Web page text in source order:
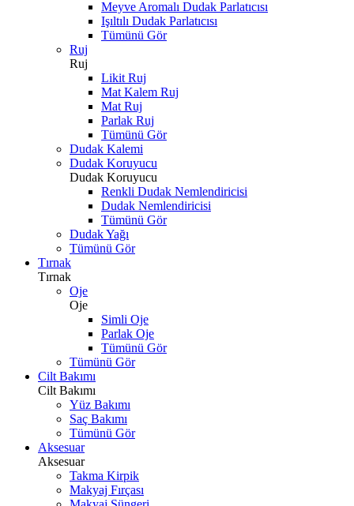
Meyve Aromalı Dudak Parlatıcısı
Işıltılı Dudak Parlatıcısı
Tümünü Gör
Ruj
Ruj
Likit Ruj
Mat Kalem Ruj
Mat Ruj
Parlak Ruj
Tümünü Gör
Dudak Kalemi
Dudak Koruyucu
Dudak Koruyucu
Renkli Dudak Nemlendiricisi
Dudak Nemlendiricisi
Tümünü Gör
Dudak Yağı
Tümünü Gör
Tırnak
Tırnak
Oje
Oje
Simli Oje
Parlak Oje
Tümünü Gör
Tümünü Gör
Cilt Bakımı
Cilt Bakımı
Yüz Bakımı
Saç Bakımı
Tümünü Gör
Aksesuar
Aksesuar
Takma Kirpik
Makyaj Fırçası